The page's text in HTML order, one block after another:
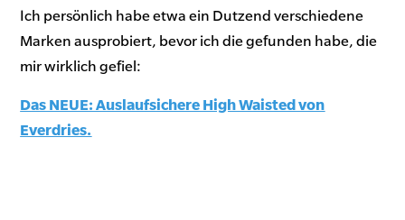
Ich persönlich habe etwa ein Dutzend verschiedene
Marken ausprobiert, bevor ich die gefunden habe, die
mir wirklich gefiel:
Das NEUE: Auslaufsichere High Waisted von
Everdries.